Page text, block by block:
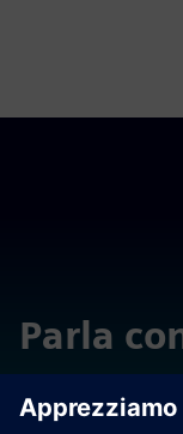
Parla
contattarci. Siamo